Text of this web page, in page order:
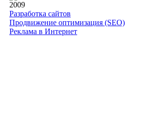
2009
Разработка сайтов
Продвижение оптимизация (SEO)
Реклама в Интернет